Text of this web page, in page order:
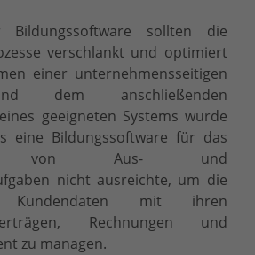
sollten die
verschlankt und optimiert
einer unternehmensseitigen
dem anschließenden
geeigneten Systems wurde
eine Bildungssoftware für das
von Aus- und
nicht ausreichte, um die
Kundendaten mit ihren
Rechnungen und
zu managen.